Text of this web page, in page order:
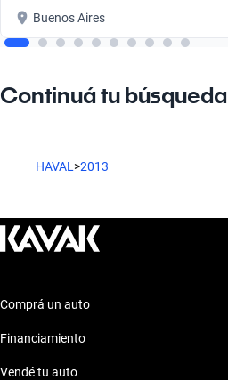
Buenos Aires
Continuá tu búsqueda
HAVAL >2013
Comprá un auto
Financiamiento
Vendé tu auto